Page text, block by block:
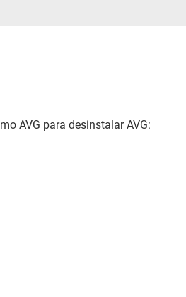
AVG para desinstalar AVG: